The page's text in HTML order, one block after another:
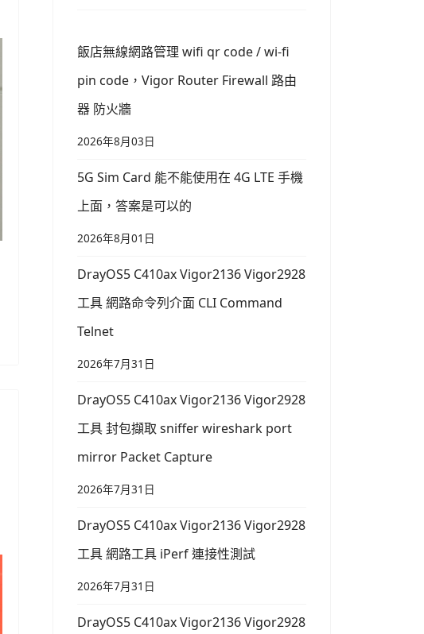
飯店無線網路管理 wifi qr code / wi-fi
pin code，Vigor Router Firewall 路由
器 防火牆
2026年8月03日
5G Sim Card 能不能使用在 4G LTE 手機
上面，答案是可以的
2026年8月01日
DrayOS5 C410ax Vigor2136 Vigor2928
工具 網路命令列介面 CLI Command
Telnet
2026年7月31日
DrayOS5 C410ax Vigor2136 Vigor2928
工具 封包擷取 sniffer wireshark port
mirror Packet Capture
2026年7月31日
DrayOS5 C410ax Vigor2136 Vigor2928
工具 網路工具 iPerf 連接性測試
2026年7月31日
DrayOS5 C410ax Vigor2136 Vigor2928